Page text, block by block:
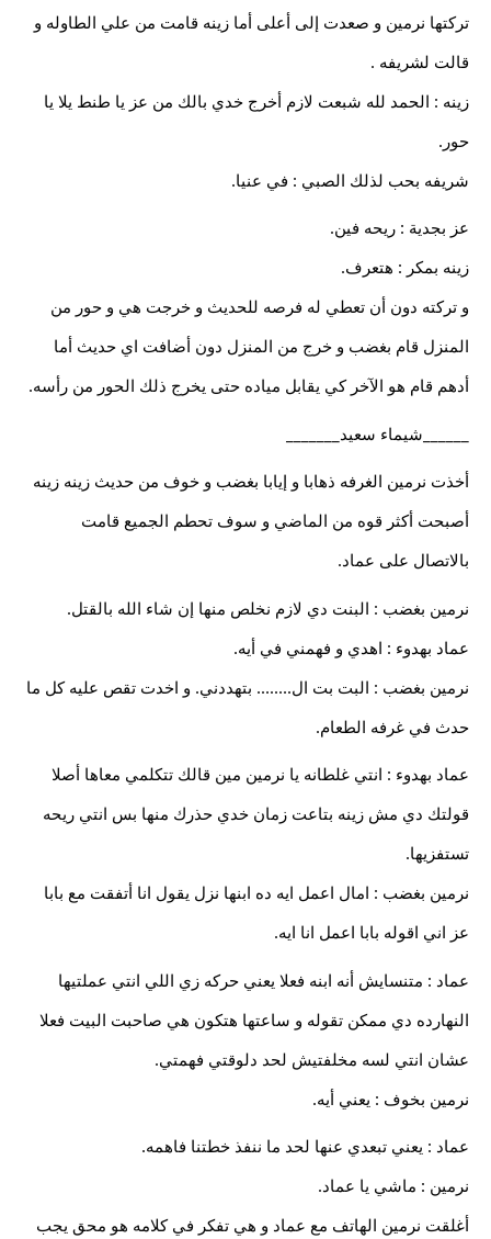
تركتها نرمين و صعدت إلى أعلى أما زينه قامت من علي الطاوله و
قالت لشريفه .
زينه : الحمد لله شبعت لازم أخرج خدي بالك من عز يا طنط يلا يا
حور.
شريفه بحب لذلك الصبي : في عنيا.
عز بجدية : ريحه فين.
زينه بمكر : هتعرف.
و تركته دون أن تعطي له فرصه للحديث و خرجت هي و حور من
المنزل قام بغضب و خرج من المنزل دون أضافت اي حديث أما
أدهم قام هو الآخر كي يقابل مياده حتى يخرج ذلك الحور من رأسه.
______شيماء سعيد_______
أخذت نرمين الغرفه ذهابا و إيابا بغضب و خوف من حديث زينه زينه
أصبحت أكثر قوه من الماضي و سوف تحطم الجميع قامت
بالاتصال على عماد.
نرمين بغضب : البنت دي لازم نخلص منها إن شاء الله بالقتل.
عماد بهدوء : اهدي و فهمني في أيه.
نرمين بغضب : البت بت ال........ بتهددني. و اخدت تقص عليه كل ما
حدث في غرفه الطعام.
عماد بهدوء : انتي غلطانه يا نرمين مين قالك تتكلمي معاها أصلا
قولتك دي مش زينه بتاعت زمان خدي حذرك منها بس انتي ريحه
تستفزيها.
نرمين بغضب : امال اعمل ايه ده ابنها نزل يقول انا أتفقت مع بابا
عز اني اقوله بابا اعمل انا ايه.
عماد : متنسايش أنه ابنه فعلا يعني حركه زي اللي انتي عملتيها
النهارده دي ممكن تقوله و ساعتها هتكون هي صاحبت البيت فعلا
عشان انتي لسه مخلفتيش لحد دلوقتي فهمتي.
نرمين بخوف : يعني أيه.
عماد : يعني تبعدي عنها لحد ما ننفذ خطتنا فاهمه.
نرمين : ماشي يا عماد.
أغلقت نرمين الهاتف مع عماد و هي تفكر في كلامه هو محق يجب